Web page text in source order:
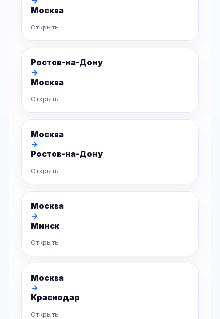
Москва
Открыть
Ростов-на-Дону
→
Москва
Открыть
Москва
→
Ростов-на-Дону
Открыть
Москва
→
Минск
Открыть
Москва
→
Краснодар
Открыть